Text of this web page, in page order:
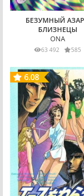
БЕЗУМНЫЙ
БЛИЗНЕЦЫ
ONA
63 492 585
6.08